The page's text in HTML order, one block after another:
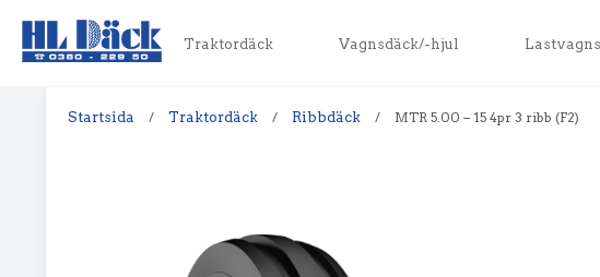
Traktordäck Vagnsdäck/-hjul
Startsida / Traktordäck / Ribbdäck / MTR 5.00 – 15 4pr 3 ribb (F2)